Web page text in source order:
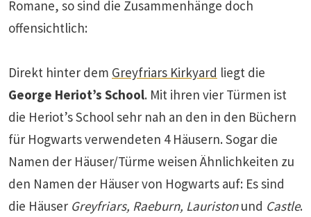
Romane, so sind die Zusammenhänge doch
offensichtlich:
Direkt hinter dem Greyfriars Kirkyard liegt die
George Heriot’s School. Mit ihren vier Türmen ist
die Heriot’s School sehr nah an den in den Büchern
für Hogwarts verwendeten 4 Häusern. Sogar die
Namen der Häuser/Türme weisen Ähnlichkeiten zu
den Namen der Häuser von Hogwarts auf: Es sind
die Häuser Greyfriars, Raeburn, Lauristonund Castle.